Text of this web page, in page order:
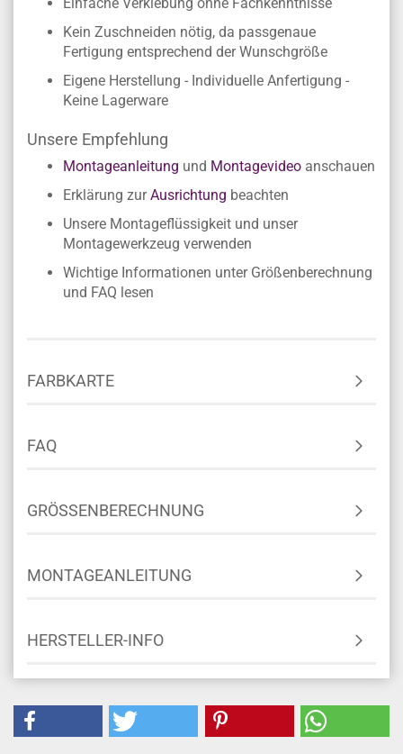
Kein Zuschneiden nötig, da passgenaue
Fertigung entsprechend der Wunschgröße
Eigene Herstellung - Individuelle Anfertigung -
Keine Lagerware
Unsere Empfehlung
Montageanleitung und Montagevideo anschauen
Erklärung zurAusrichtung beachten
Unsere Montageflüssigkeit und unser
Montagewerkzeug verwenden
Wichtige Informationen unter Größenberechnung
und FAQ lesen
FARBKARTE
FAQ
GRÖSSENBERECHNUNG
MONTAGEANLEITUNG
HERSTELLER-INFO